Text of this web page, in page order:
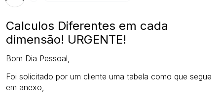
Calculos Diferentes em cada
dimensão! URGENTE!
Bom Dia Pessoal,
Foi solicitado por um cliente uma tabela como que segue
em anexo,